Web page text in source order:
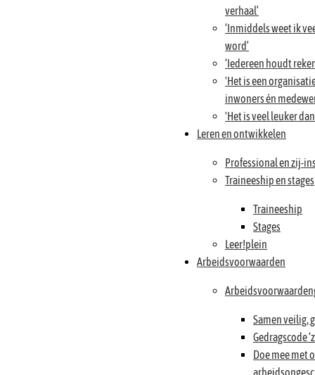
verhaal’
‘Inmiddels weet ik
word’
‘Iedereen houdt
'Het is een
inwoners én
'Het is veel leuker
Leren en ontwikkelen
Professional en zij-
Traineeship en stages
Traineeship
Stages
Leer!plein
Arbeidsvoorwaarden
Samen veilig,
Gedragscode
Doe mee met